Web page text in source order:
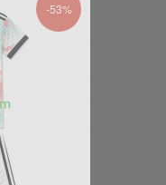
-53%